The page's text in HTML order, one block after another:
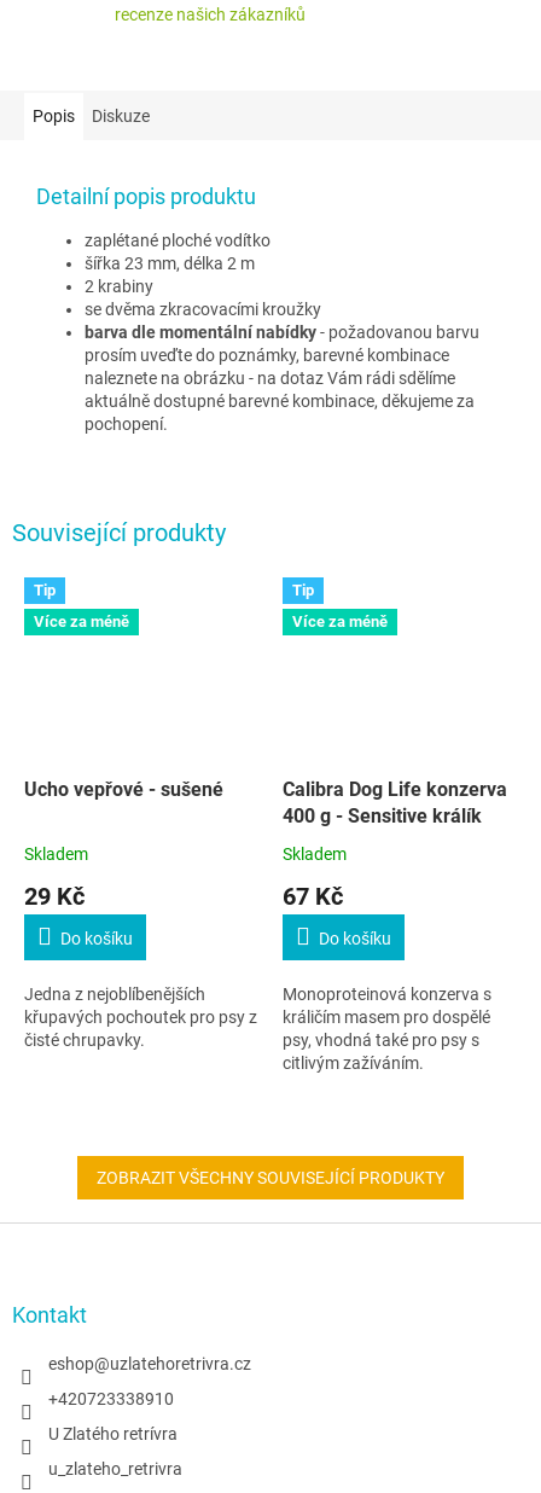
recenze našich zákazníků
Související produkty
Tip
Více za méně
Ucho vepřové - sušené
Skladem
29 Kč
Do košíku
Jedna z nejoblíbenějších
křupavých pochoutek pro psy z
čisté chrupavky.
Tip
Více za méně
Calibra Dog Life konzerva
400 g - Sensitive králík
Skladem
67 Kč
Do košíku
Monoproteinová konzerva s
králičím masem pro dospělé
psy, vhodná také pro psy s
citlivým zažíváním.
ZOBRAZIT VŠECHNY SOUVISEJÍCÍ PRODUKTY
Popis Diskuze
Detailní popis produktu
zaplétané ploché vodítko
šířka 23 mm, délka 2 m
2 krabiny
se dvěma zkracovacími kroužky
barva dle momentální nabídky- požadovanou barvu
prosím uveďte do poznámky, barevné kombinace
naleznete na obrázku - na dotaz Vám rádi sdělíme
aktuálně dostupné barevné kombinace, děkujeme za
pochopení.
Kontakt
eshop@uzlatehoretrivra.cz
+420723338910
U Zlatého retrívra
u_zlateho_retrivra